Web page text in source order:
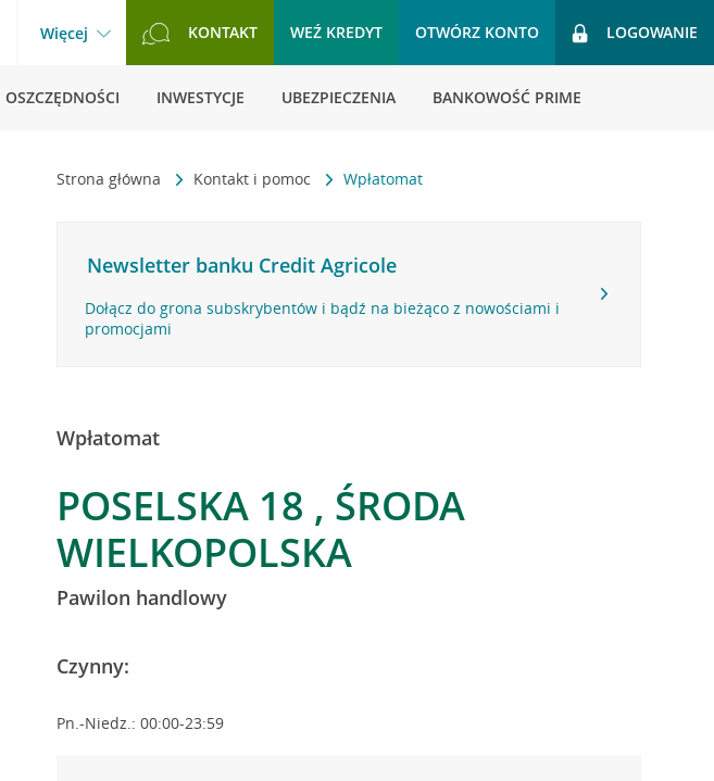
Więcej KONTAKT WEŹ KREDYT OTWÓRZ KONTO LOGOWANIE
OSZCZĘDNOŚCI INWESTYCJE UBEZPIECZENIA BANKOWOŚĆ PRIME
Strona główna Kontakt i pomoc Wpłatomat
Newsletter banku Credit Agricole
Dołącz do grona subskrybentów i bądź na bieżąco z nowościami i
promocjami
Wpłatomat
POSELSKA 18 , ŚRODA
WIELKOPOLSKA
Pawilon handlowy
Czynny:
Pn.-Niedz.: 00:00-23:59